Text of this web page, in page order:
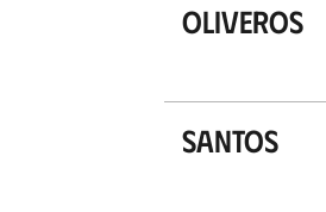
Oliveros
Santos